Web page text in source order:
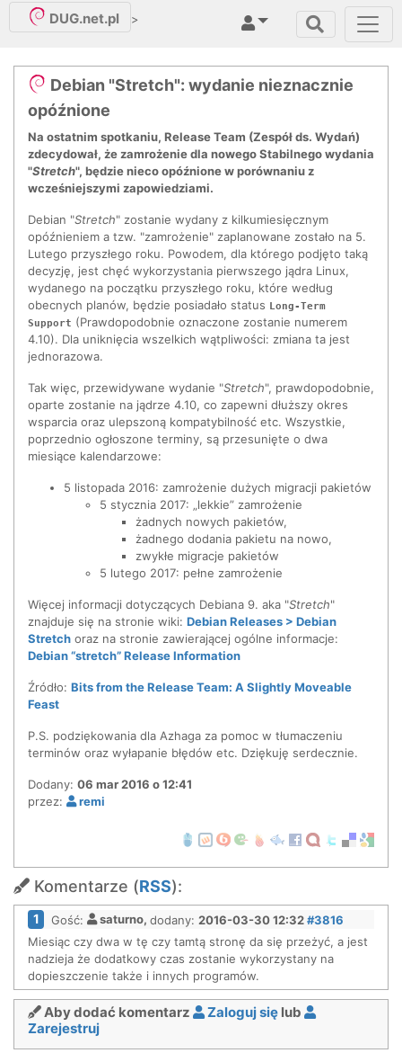
DUG.net.pl >
Debian "Stretch": wydanie nieznacznie
opóźnione
Na ostatnim spotkaniu, Release Team (Zespół ds. Wydań)
zdecydował, że zamrożenie dla nowego Stabilnego wydania
"Stretch", będzie nieco opóźnione w porównaniu z
wcześniejszymi zapowiedziami.
Debian "Stretch" zostanie wydany z kilkumiesięcznym
opóźnieniem a tzw. "zamrożenie" zaplanowane zostało na 5.
Lutego przyszłego roku. Powodem, dla którego podjęto taką
decyzję, jest chęć wykorzystania pierwszego jądra Linux,
wydanego na początku przyszłego roku, które według
obecnych planów, będzie posiadało status Long-Term
Support (Prawdopodobnie oznaczone zostanie numerem
4.10). Dla uniknięcia wszelkich wątpliwości: zmiana ta jest
jednorazowa.
Tak więc, przewidywane wydanie "Stretch", prawdopodobnie,
oparte zostanie na jądrze 4.10, co zapewni dłuższy okres
wsparcia oraz ulepszoną kompatybilność etc. Wszystkie,
poprzednio ogłoszone terminy, są przesunięte o dwa
miesiące kalendarzowe:
5 listopada 2016: zamrożenie dużych migracji pakietów
5 stycznia 2017: „lekkie” zamrożenie
żadnych nowych pakietów,
żadnego dodania pakietu na nowo,
zwykłe migracje pakietów
5 lutego 2017: pełne zamrożenie
Więcej informacji dotyczących Debiana 9. aka "Stretch"
znajduje się na stronie wiki: Debian Releases > Debian
Stretch oraz na stronie zawierającej ogólne informacje:
Debian “stretch” Release Information
Źródło: Bits from the Release Team: A Slightly Moveable
Feast
P.S. podziękowania dla Azhaga za pomoc w tłumaczeniu
terminów oraz wyłapanie błędów etc. Dziękuję serdecznie.
Dodany: 06 mar 2016 o 12:41
przez:
remi
Komentarze (RSS):
1 Gość: saturno,dodany: 2016-03-30 12:32#3816
Miesiąc czy dwa w tę czy tamtą stronę da się przeżyć, a jest
nadzieja że dodatkowy czas zostanie wykorzystany na
dopieszczenie także i innych programów.
Aby dodać komentarz Zaloguj się lub
Zarejestruj